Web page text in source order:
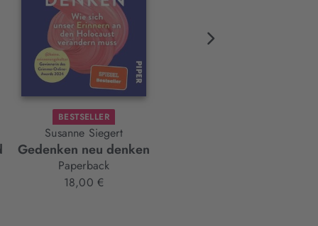
BESTSELLER
Susanne Siegert
Gedenken neu denken
Paperback
18,00 €